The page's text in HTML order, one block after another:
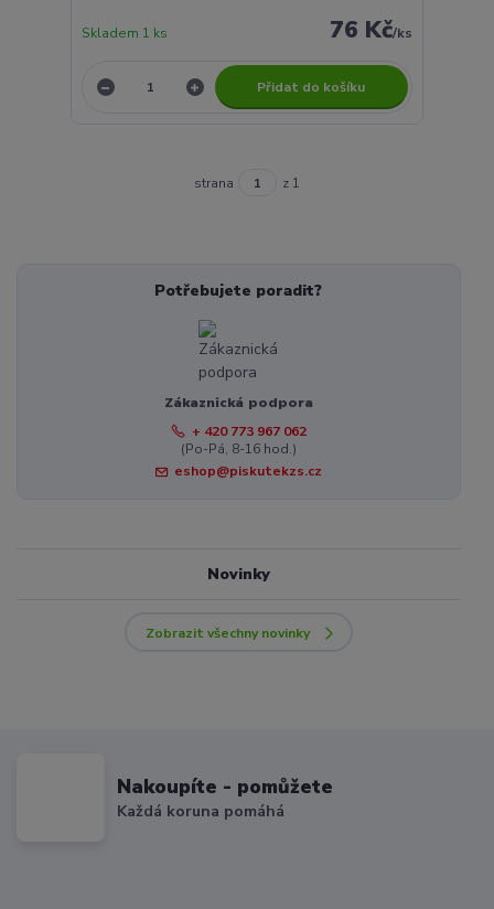
76 Kč/ks
Skladem 1 ks
Přidat do košíku
strana z 1
Potřebujete poradit?
Zákaznická podpora
+ 420 773 967 062
(Po-Pá, 8-16 hod.)
eshop@piskutekzs.cz
Novinky
Zobrazit všechny novinky
Nakoupíte - pomůžete
Každá koruna pomáhá